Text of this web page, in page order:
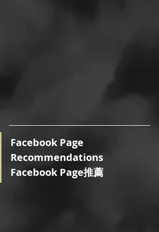
Facebook Page
Recommendations
Facebook Page推薦